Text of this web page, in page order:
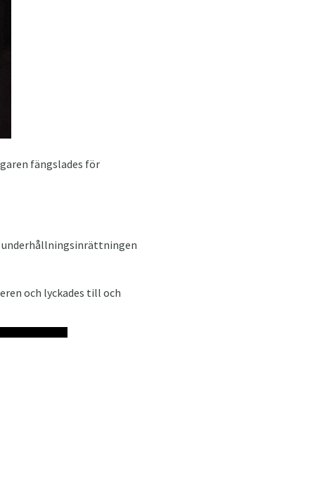
fängslades för
underhållningsinrättningen
och lyckades till och